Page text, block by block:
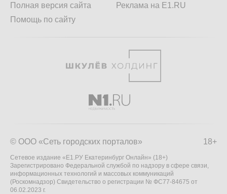
Полная версия сайта
Помощь по сайту
Реклама на E1.RU
18+
© ООО «Сеть городских порталов»
Сетевое издание «Е1.РУ Екатеринбург Онлайн» (18+)
Зарегистрировано Федеральной службой по надзору в сфере связи,
информационных технологий и массовых коммуникаций
(Роскомнадзор) Свидетельство о регистрации № ФС77-84675 от
06.02.2023 г.